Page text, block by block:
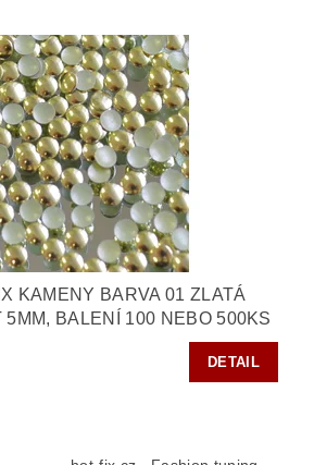
KAMENY BARVA 01 ZLATÁ
5MM, BALENÍ 100 NEBO 500KS
DETAIL